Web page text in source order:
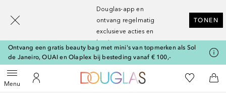
Douglas-app en
ontvang regelmatig
exclusieve acties en
kortingen
TONEN
Ontvang een gratis beauty bag met mini's van topmerken als Sol
de Janeiro, OUAI en Olaplex bij besteding vanaf € 100,-
MenuOpen menuNaar Mijn Account
Naar Douglas Home
Naar Mijn
Ga terug
Zoekopdracht uitvoeren
[navigation.slideout.screenreader]